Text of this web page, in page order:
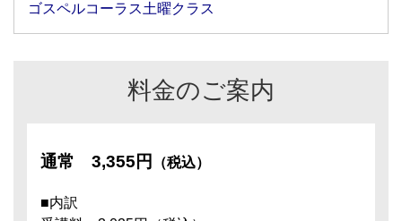
ゴスペルコーラス土曜クラス
料金のご案内
通常 3,355円 （税込）
■内訳